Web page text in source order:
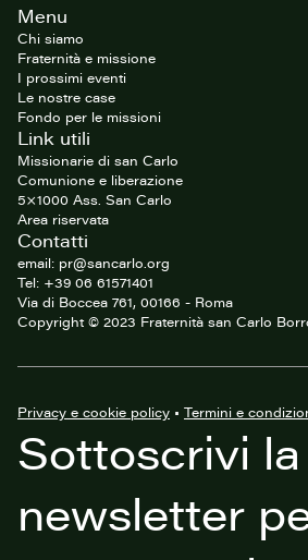
FooterMenu
Chi siamo
Fraternità e missione
I prossimi eventi
Le nostre case
Fondo per le missioni
Link utili
Missionarie di san Carlo
Comunione e liberazione
5×1000 Ass. San Carlo
Area riservata
Contatti
email: pr@sancarlo.org
Tel: +39 06 61571401
Via di Boccea 761, 00166 - Roma
Copyright © 2023 Fraternità san Carlo
Privacy e cookie policy • Termini e
Sottoscrivi la
newsletter